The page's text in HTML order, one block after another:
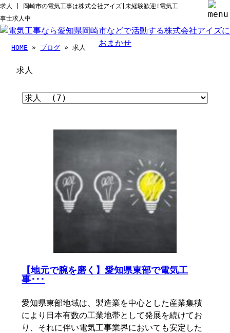
求人 | 岡崎市の電気工事は株式会社アイズ|未経験歓迎!電気工
事士求人中
HOME » ブログ » 求人
求人
【地元で腕を磨く】愛知県東部で電気工
事･･･
愛知県東部地域は、製造業を中心とした産業集積
により日本有数の工業地帯として発展を続けてお
り、それに伴い電気工事業界においても安定した